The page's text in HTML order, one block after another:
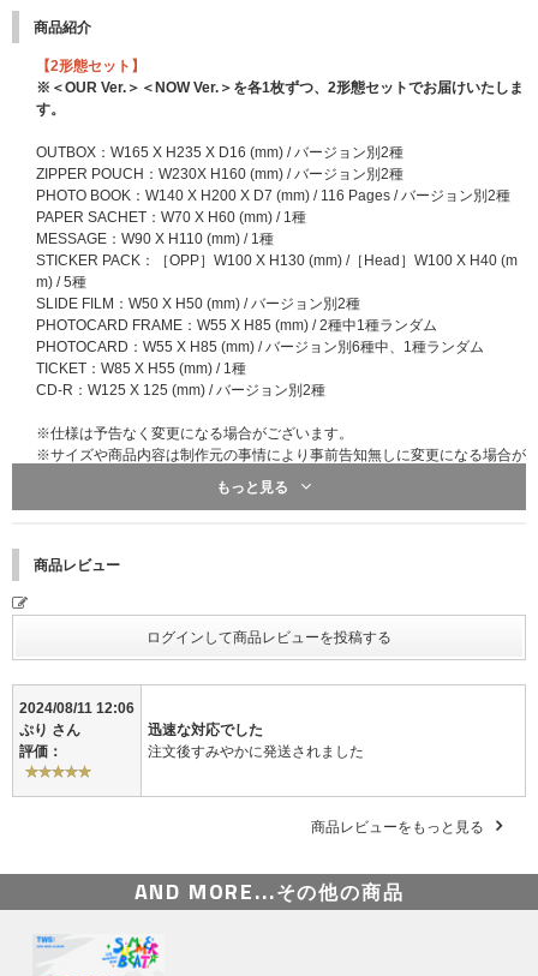
商品紹介
【2形態セット】
※＜OUR Ver.＞＜NOW Ver.＞を各1枚ずつ、2形態セットでお届けいたしま
す。
OUTBOX：W165 X H235 X D16 (mm) / バージョン別2種
ZIPPER POUCH：W230X H160 (mm) / バージョン別2種
PHOTO BOOK：W140 X H200 X D7 (mm) / 116 Pages / バージョン別2種
PAPER SACHET：W70 X H60 (mm) / 1種
MESSAGE：W90 X H110 (mm) / 1種
STICKER PACK：［OPP］W100 X H130 (mm) /［Head］W100 X H40 (m
m) / 5種
SLIDE FILM：W50 X H50 (mm) / バージョン別2種
PHOTOCARD FRAME：W55 X H85 (mm) / 2種中1種ランダム
PHOTOCARD：W55 X H85 (mm) / バージョン別6種中、1種ランダム
TICKET：W85 X H55 (mm) / 1種
CD-R：W125 X 125 (mm) / バージョン別2種
※仕様は予告なく変更になる場合がございます。
※サイズや商品内容は制作元の事情により事前告知無しに変更になる場合が
ございます。あらかじめご了承ください。
もっと見る
商品レビュー
2024/08/11 12:06
ぷり さん
評価：
迅速な対応でした
注文後すみやかに発送されました
商品レビューをもっと見る
AND MORE...その他の商品